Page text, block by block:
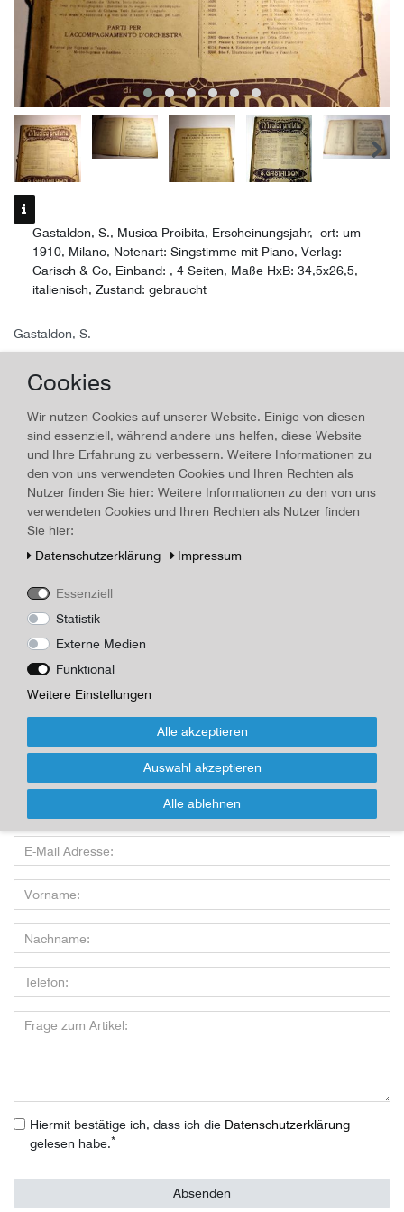
Gastaldon, S., Musica Proibita, Erscheinungsjahr, -ort: um
1910, Milano, Notenart: Singstimme mit Piano, Verlag:
Carisch & Co, Einband: , 4 Seiten, Maße HxB: 34,5x26,5,
italienisch, Zustand: gebraucht
Gastaldon, S.
Musica Proibita
Technisches
Merkmal
Wert
Art.-ID 16833
Beschreibung
Musiknoten: "Musica Proibita" von S. Gastaldon, Italien, 4
Notenseiten, Maße 34,3 x 26,5 cm, randlädiert, Rücken geklebt,
Carisch & Co.
10,00 EUR
Für Infos zum Artikel oder Kauf, bitte Formular
nutzen!
Wenn Sie den Artikel kaufen möchten, dann bitte das Formular
Hiermit bestätige ich, dass ich die Daten­schutz­erklärung
gelesen habe.*
Absenden
Cookies
Wir nutzen Cookies auf unserer Website. Einige von diesen
sind essenziell, während andere uns helfen, diese Website
und Ihre Erfahrung zu verbessern. Weitere Informationen zu
den von uns verwendeten Cookies und Ihren Rechten als
Nutzer finden Sie hier: Weitere Informationen zu den von uns
verwendeten Cookies und Ihren Rechten als Nutzer finden
Sie hier:
Daten­schutz­erklärung
Impressum
Essenziell
Statistik
Externe Medien
Funktional
Weitere Einstellungen
Alle akzeptieren
Auswahl akzeptieren
Alle ablehnen